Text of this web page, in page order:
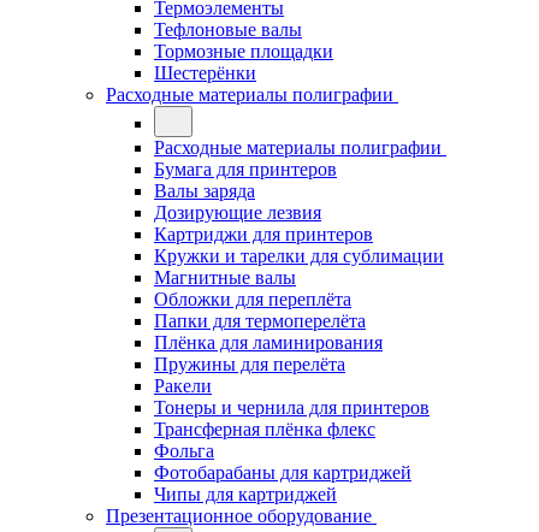
Термоэлементы
Тефлоновые валы
Тормозные площадки
Шестерёнки
Расходные материалы полиграфии
Расходные материалы полиграфии
Бумага для принтеров
Валы заряда
Дозирующие лезвия
Картриджи для принтеров
Кружки и тарелки для сублимации
Магнитные валы
Обложки для переплёта
Папки для термоперелёта
Плёнка для ламинирования
Пружины для перелёта
Ракели
Тонеры и чернила для принтеров
Трансферная плёнка флекс
Фольга
Фотобарабаны для картриджей
Чипы для картриджей
Презентационное оборудование